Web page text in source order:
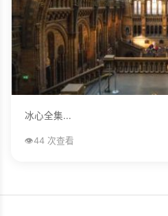
冰心全集...
👁️44 次查看